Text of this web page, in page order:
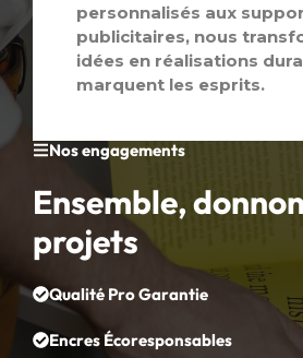
Nos engagements
Ensemble,
projets
Qualité Pro Garantie
Encres Écoresponsables
personnalisés aux
publicitaires, nous
idées en réalisations
marquent les esprits.